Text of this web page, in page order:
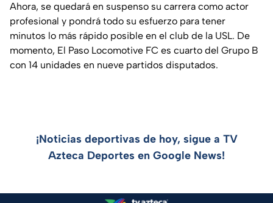
Ahora, se quedará en suspenso su carrera como actor
profesional y pondrá todo su esfuerzo para tener
minutos lo más rápido posible en el club de la USL. De
momento, El Paso Locomotive FC es cuarto del Grupo B
con 14 unidades en nueve partidos disputados.
¡Noticias deportivas de hoy, sigue a TV
Azteca Deportes en Google News!